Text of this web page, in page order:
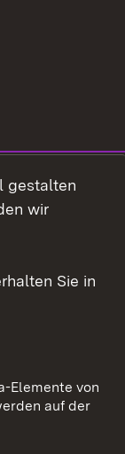
gestalten
wir
Sie in
Elemente von
auf der